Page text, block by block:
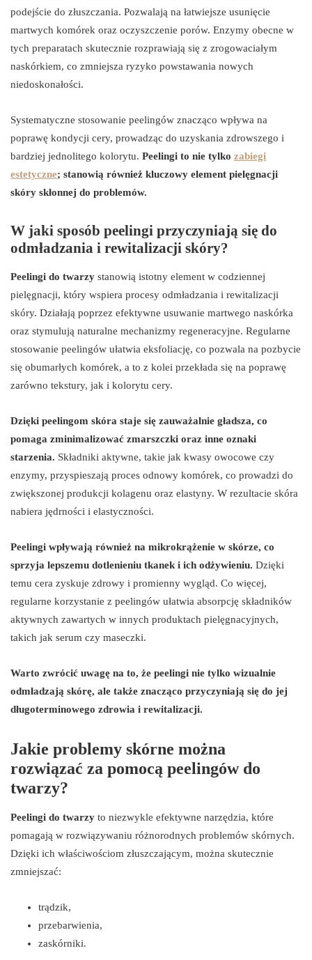
podejście do złuszczania. Pozwalają na łatwiejsze usunięcie
martwych komórek oraz oczyszczenie porów. Enzymy obecne w
tych preparatach skutecznie rozprawiają się z zrogowaciałym
naskórkiem, co zmniejsza ryzyko powstawania nowych
niedoskonałości.
Systematyczne stosowanie peelingów znacząco wpływa na
poprawę kondycji cery, prowadząc do uzyskania zdrowszego i
bardziej jednolitego kolorytu. Peelingi to nie tylko zabiegi
estetyczne; stanowią również kluczowy element pielęgnacji
skóry skłonnej do problemów.
W jaki sposób peelingi przyczyniają się do
odmładzania i rewitalizacji skóry?
Peelingi do twarzy stanowią istotny element w codziennej
pielęgnacji, który wspiera procesy odmładzania i rewitalizacji
skóry. Działają poprzez efektywne usuwanie martwego naskórka
oraz stymulują naturalne mechanizmy regeneracyjne. Regularne
stosowanie peelingów ułatwia eksfoliację, co pozwala na pozbycie
się obumarłych komórek, a to z kolei przekłada się na poprawę
zarówno tekstury, jak i kolorytu cery.
Dzięki peelingom skóra staje się zauważalnie gładsza, co
pomaga zminimalizować zmarszczki oraz inne oznaki
starzenia. Składniki aktywne, takie jak kwasy owocowe czy
enzymy, przyspieszają proces odnowy komórek, co prowadzi do
zwiększonej produkcji kolagenu oraz elastyny. W rezultacie skóra
nabiera jędrności i elastyczności.
Peelingi wpływają również na mikrokrążenie w skórze, co
sprzyja lepszemu dotlenieniu tkanek i ich odżywieniu. Dzięki
temu cera zyskuje zdrowy i promienny wygląd. Co więcej,
regularne korzystanie z peelingów ułatwia absorpcję składników
aktywnych zawartych w innych produktach pielęgnacyjnych,
takich jak serum czy maseczki.
Warto zwrócić uwagę na to, że peelingi nie tylko wizualnie
odmładzają skórę, ale także znacząco przyczyniają się do jej
długoterminowego zdrowia i rewitalizacji.
Jakie problemy skórne można
rozwiązać za pomocą peelingów do
twarzy?
Peelingi do twarzy to niezwykle efektywne narzędzia, które
pomagają w rozwiązywaniu różnorodnych problemów skórnych.
Dzięki ich właściwościom złuszczającym, można skutecznie
zmniejszać:
trądzik,
przebarwienia,
zaskórniki.